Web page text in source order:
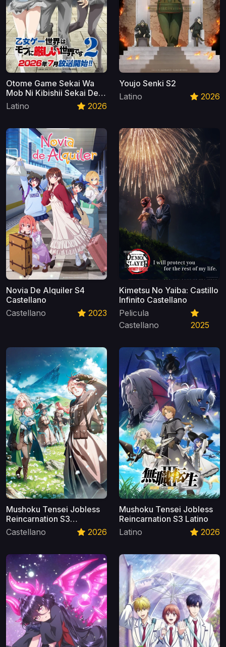
Otome Game Sekai Wa
Mob Ni Kibishii Sekai Desu
S2
Latino 2026
Youjo Senki S2
Latino
2026
Novia De Alquiler S4
Castellano
Castellano
2023
Kimetsu No Yaiba: Castillo
Infinito Castellano
Pelicula
Castellano
2025
Mushoku Tensei Jobless
Reincarnation S3
Castellano
Castellano 2026
Mushoku Tensei Jobless
Reincarnation S3 Latino
Latino
2026